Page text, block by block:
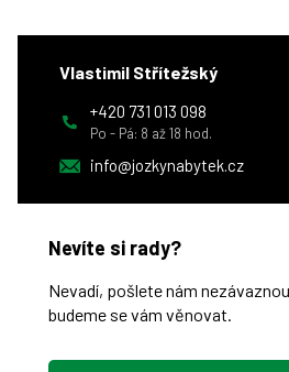
Vlastimil Střítežský
+420 731 013 098
Po - Pá: 8 až 18 hod.
info@jozkynabytek.cz
Nevíte si rady?
Nevadí, pošlete nám
budeme se vám věnovat.